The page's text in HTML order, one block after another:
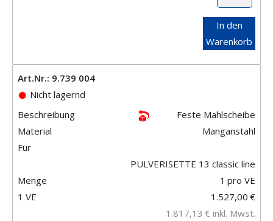
In den
Warenkorb
Art.Nr.: 9.739 004
Nicht lagernd
Beschreibung
Feste Mahlscheibe
Material
Manganstahl
Für
PULVERISETTE 13 classic line
Menge
1 pro VE
1 VE
1.527,00 €
1.817,13 € inkl. Mwst.